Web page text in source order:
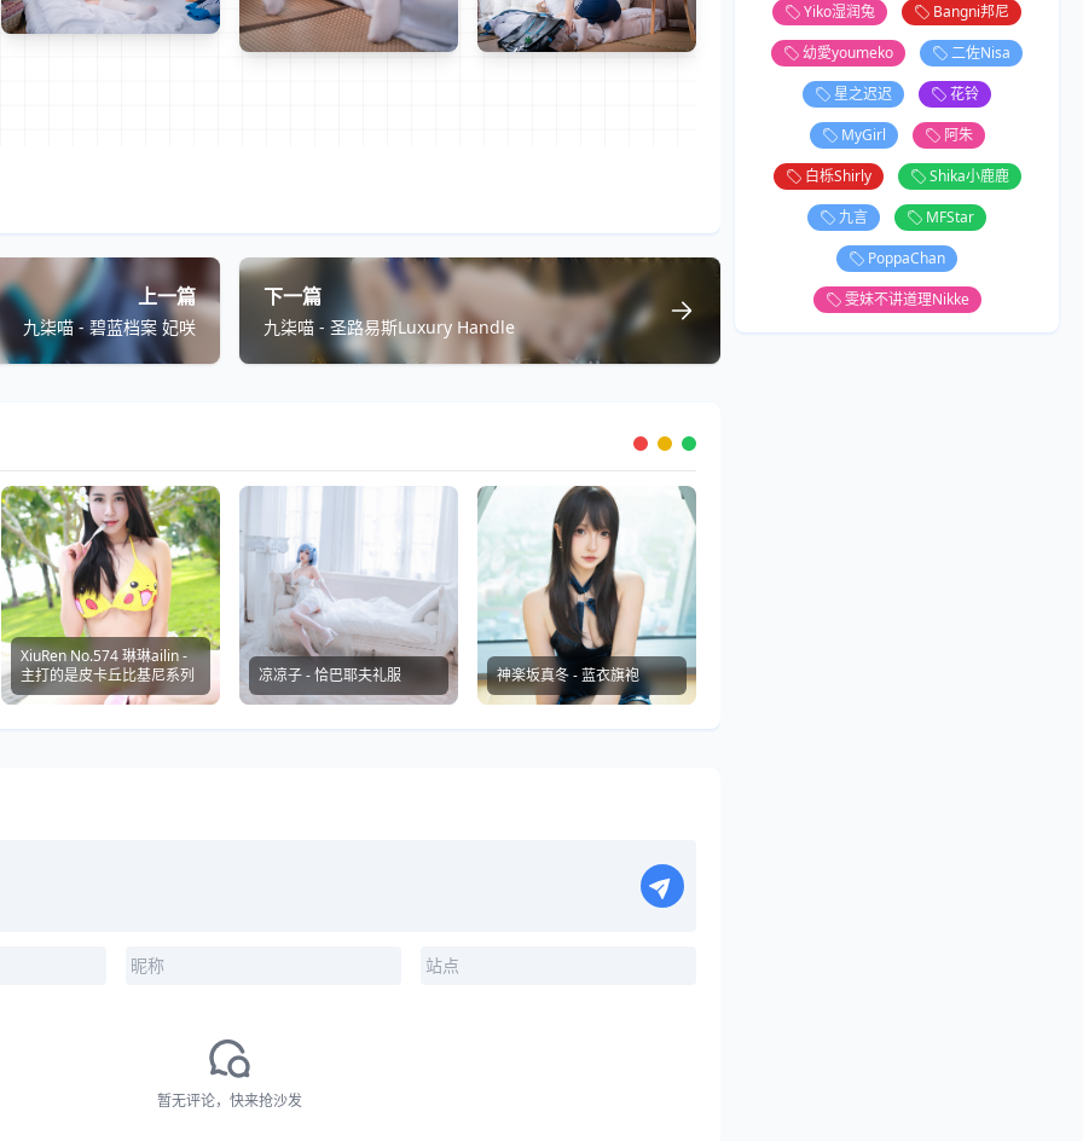
上一篇
九柒喵 - 碧蓝档案 妃咲
下一篇
九柒喵 - 圣路易斯Luxury Handle
XiuRen No.574 琳琳ailin -
主打的是皮卡丘比基尼系列
凉凉子 - 恰巴耶夫礼服 神楽坂真冬 - 蓝衣旗袍
暂无评论，快来抢沙发
Yiko湿润兔
Bangni邦尼
幼愛youmeko
二佐Nisa
星之迟迟
花铃
MyGirl
阿朱
白栎Shirly
Shika小鹿鹿
九言
MFStar
PoppaChan
雯妹不讲道理Nikke